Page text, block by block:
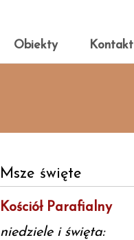
Obiekty Kontakt
Msze święte
Kościół Parafialny
niedziele i święta: